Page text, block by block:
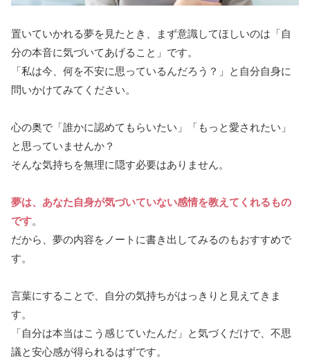
置いていかれる夢を見たとき、まず意識してほしいのは「自
分の本音に気づいてあげること」です。
「私は今、何を不安に思っているんだろう？」と自分自身に
問いかけてみてください。
心の奥で「誰かに認めてもらいたい」「もっと愛されたい」
と思っていませんか？
そんな気持ちを無理に隠す必要はありません。
夢は、あなた自身が気づいていない感情を教えてくれるもの
です。
だから、夢の内容をノートに書き出してみるのもおすすめで
す。
言葉にすることで、自分の気持ちがはっきりと見えてきま
す。
「自分は本当はこう感じていたんだ」と気づくだけで、不思
議と安心感が得られるはずです。